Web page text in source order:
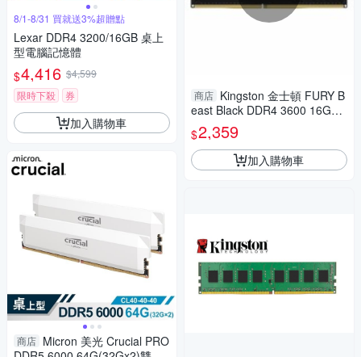
8/1-8/31 買就送3%超贈點
Lexar DDR4 3200/16GB 桌上
型電腦記憶體
$4,416 $4,599
限時下殺
券
加入購物車
商店 Micron 美光 Crucial PRO
商店 Kingston 金士頓 FURY B
east Black DDR4 3600 16GB
桌機記憶體 KF436C18BB/16
$2,359
加入購物車